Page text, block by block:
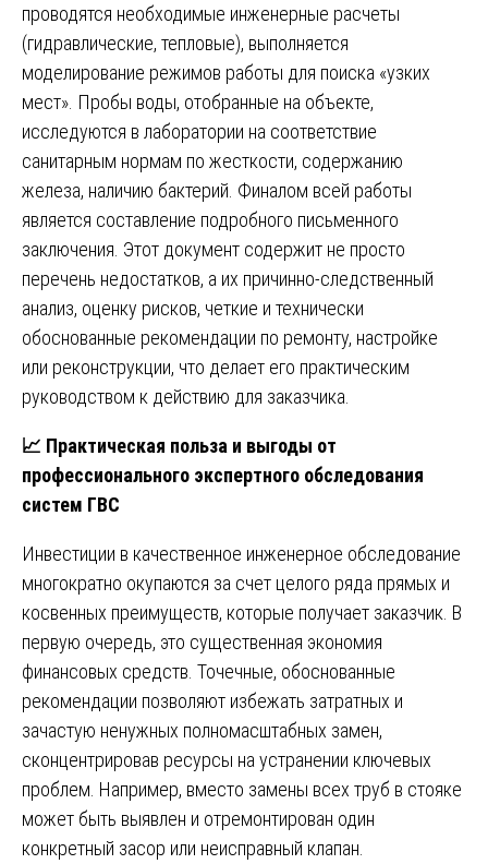
проводятся необходимые инженерные расчеты
(гидравлические, тепловые), выполняется
моделирование режимов работы для поиска «узких
мест». Пробы воды, отобранные на объекте,
исследуются в лаборатории на соответствие
санитарным нормам по жесткости, содержанию
железа, наличию бактерий. Финалом всей работы
является составление подробного письменного
заключения. Этот документ содержит не просто
перечень недостатков, а их причинно-следственный
анализ, оценку рисков, четкие и технически
обоснованные рекомендации по ремонту, настройке
или реконструкции, что делает его практическим
руководством к действию для заказчика.
📈 Практическая польза и выгоды от
профессионального экспертного обследования
систем ГВС
Инвестиции в качественное инженерное обследование
многократно окупаются за счет целого ряда прямых и
косвенных преимуществ, которые получает заказчик. В
первую очередь, это существенная экономия
финансовых средств. Точечные, обоснованные
рекомендации позволяют избежать затратных и
зачастую ненужных полномасштабных замен,
сконцентрировав ресурсы на устранении ключевых
проблем. Например, вместо замены всех труб в стояке
может быть выявлен и отремонтирован один
конкретный засор или неисправный клапан.